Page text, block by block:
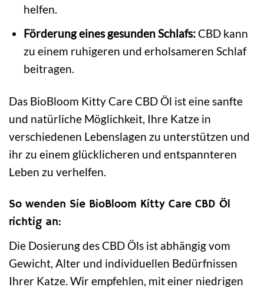
helfen.
Förderung eines gesunden Schlafs:CBD kann
zu einem ruhigeren und erholsameren Schlaf
beitragen.
Das BioBloom Kitty Care CBD Öl ist eine sanfte
und natürliche Möglichkeit, Ihre Katze in
verschiedenen Lebenslagen zu unterstützen und
ihr zu einem glücklicheren und entspannteren
Leben zu verhelfen.
So wenden Sie BioBloom Kitty Care CBD Öl
richtig an:
Die Dosierung des CBD Öls ist abhängig vom
Gewicht, Alter und individuellen Bedürfnissen
Ihrer Katze. Wir empfehlen, mit einer niedrigen